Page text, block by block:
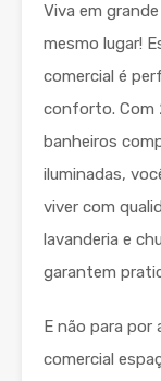
Viva em
mesmo lugar!
comercial é
conforto. Com
banheiros
iluminadas,
viver com
lavanderia e
garantem
E não para por
comercial